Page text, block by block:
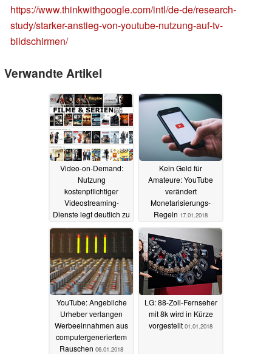
https://www.thinkwithgoogle.com/intl/de-de/research-
study/starker-anstieg-von-youtube-nutzung-auf-tv-
bildschirmen/
Verwandte Artikel
Video-on-Demand:
Nutzung
kostenpflichtiger
Videostreaming-
Dienste legt deutlich zu
19.06.2018
Kein Geld für
Amateure: YouTube
verändert
Monetarisierungs-
Regeln 17.01.2018
YouTube: Angebliche
Urheber verlangen
Werbeeinnahmen aus
computergeneriertem
Rauschen 06.01.2018
LG: 88-Zoll-Fernseher
mit 8k wird in Kürze
vorgestellt 01.01.2018